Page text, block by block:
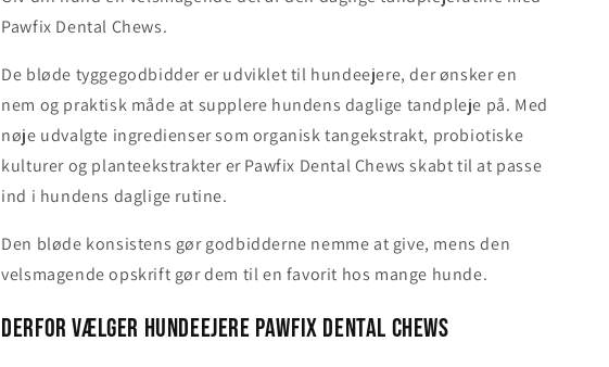
Pawfix Dental Chews.
De bløde tyggegodbidder er udviklet til hundeejere, der ønsker en
nem og praktisk måde at supplere hundens daglige tandpleje på. Med
nøje udvalgte ingredienser som organisk tangekstrakt, probiotiske
kulturer og planteekstrakter er Pawfix Dental Chews skabt til at passe
ind i hundens daglige rutine.
Den bløde konsistens gør godbidderne nemme at give, mens den
velsmagende opskrift gør dem til en favorit hos mange hunde.
Derfor vælger hundeejere Pawfix Dental Chews